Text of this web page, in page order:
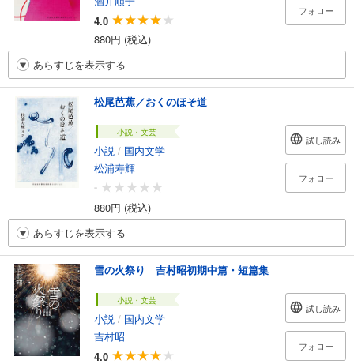
4.0
880円 (税込)
フォロー
あらすじを表示する
松尾芭蕉／おくのほそ道
小説・文芸
小説 / 国内文学
松浦寿輝
-
880円 (税込)
試し読み
フォロー
あらすじを表示する
雪の火祭り 吉村昭初期中篇・短篇集
小説・文芸
小説 / 国内文学
吉村昭
4.0
試し読み
フォロー